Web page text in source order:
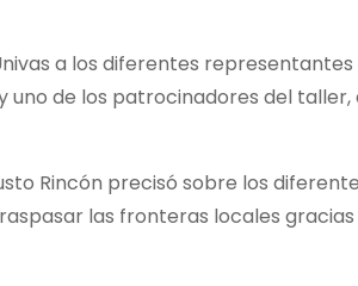
a los diferentes representantes
de los patrocinadores del
Rincón precisó sobre los
las fronteras locales